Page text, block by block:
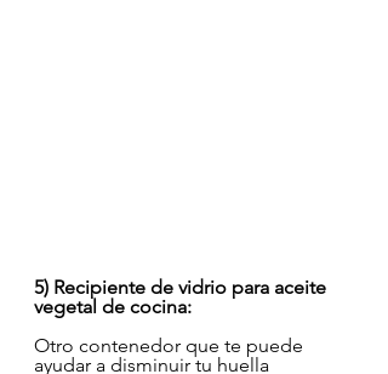
5) Recipiente de vidrio para aceite
vegetal de cocina:
Otro contenedor que te puede
ayudar a disminuir tu huella